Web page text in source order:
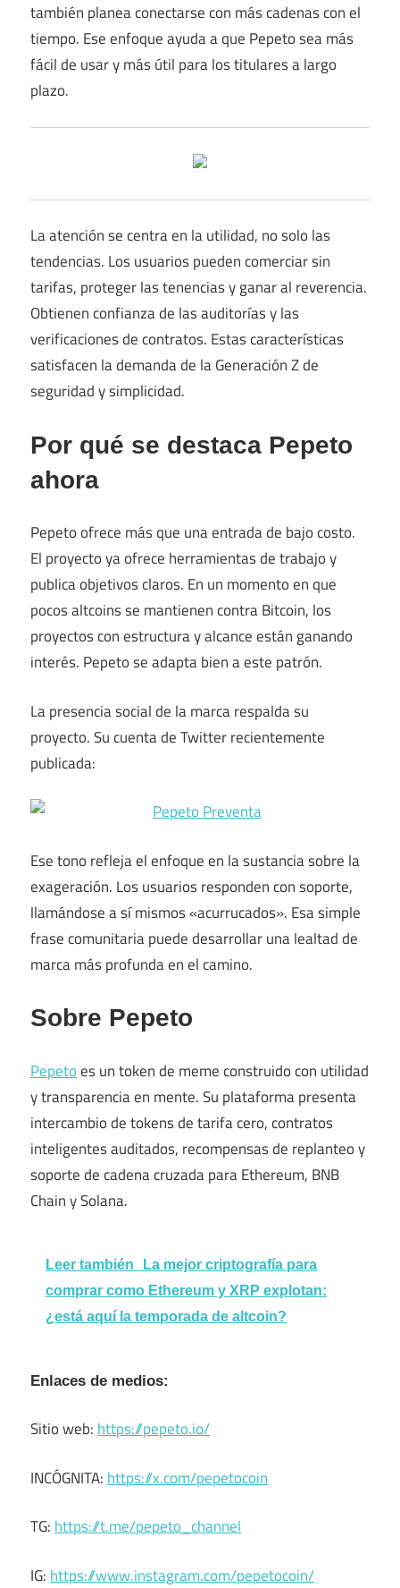
también planea conectarse con más cadenas con el
tiempo. Ese enfoque ayuda a que Pepeto sea más
fácil de usar y más útil para los titulares a largo
plazo.
La atención se centra en la utilidad, no solo las
tendencias. Los usuarios pueden comerciar sin
tarifas, proteger las tenencias y ganar al reverencia.
Obtienen confianza de las auditorías y las
verificaciones de contratos. Estas características
satisfacen la demanda de la Generación Z de
seguridad y simplicidad.
Por qué se destaca Pepeto
ahora
Pepeto ofrece más que una entrada de bajo costo.
El proyecto ya ofrece herramientas de trabajo y
publica objetivos claros. En un momento en que
pocos altcoins se mantienen contra Bitcoin, los
proyectos con estructura y alcance están ganando
interés. Pepeto se adapta bien a este patrón.
La presencia social de la marca respalda su
proyecto. Su cuenta de Twitter recientemente
publicada:
Ese tono refleja el enfoque en la sustancia sobre la
exageración. Los usuarios responden con soporte,
llamándose a sí mismos «acurrucados». Esa simple
frase comunitaria puede desarrollar una lealtad de
marca más profunda en el camino.
Sobre Pepeto
Pepetoes un token de meme construido con utilidad
y transparencia en mente. Su plataforma presenta
intercambio de tokens de tarifa cero, contratos
inteligentes auditados, recompensas de replanteo y
soporte de cadena cruzada para Ethereum, BNB
Chain y Solana.
Leer también
La mejor criptografía para
comprar como Ethereum y XRP explotan:
¿está aquí la temporada de altcoin?
Enlaces de medios:
Sitio web: https://pepeto.io/
INCÓGNITA: https://x.com/pepetocoin
TG: https://t.me/pepeto_channel
IG: https://www.instagram.com/pepetocoin/